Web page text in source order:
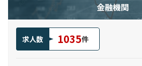
金融機関
求人数 1035件